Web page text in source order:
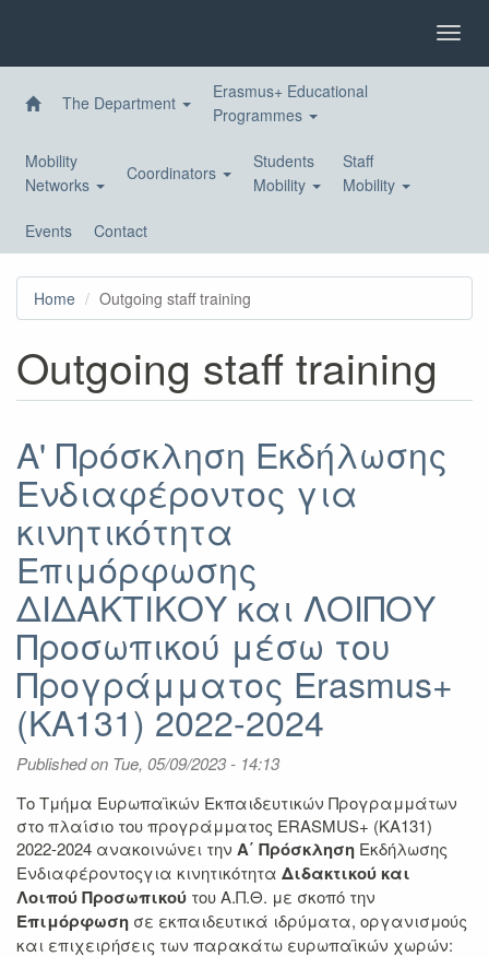
The Department
Erasmus+ Educational
Programmes
Mobility
Networks
Coordinators
Students
Mobility
Staff
Mobility
Events Contact
Home Outgoing staff training
Outgoing staff training
A' Πρόσκληση Εκδήλωσης
Ενδιαφέροντος για
κινητικότητα
Επιμόρφωσης
ΔΙΔΑΚΤΙΚΟΥ και ΛΟΙΠΟΥ
Προσωπικού μέσω του
Προγράμματος Erasmus+
(KA131) 2022-2024
Published on Tue, 05/09/2023 - 14:13
Το Τμήμα Ευρωπαϊκών Εκπαιδευτικών Προγραμμάτων
στο πλαίσιο του προγράμματος ERASMUS+ (KA131)
2022-2024 ανακοινώνει την Α΄ Πρόσκληση Εκδήλωσης
Ενδιαφέροντοςγια κινητικότητα Διδακτικού και
Λοιπού Προσωπικού του Α.Π.Θ. με σκοπό την
Επιμόρφωση σε εκπαιδευτικά ιδρύματα, οργανισμούς
και επιχειρήσεις των παρακάτω ευρωπαϊκών χωρών: